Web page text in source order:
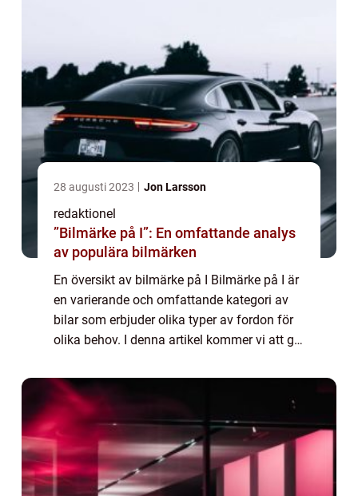
28 augusti 2023 Jon Larsson
redaktionel
”Bilmärke på I”: En omfattande analys
av populära bilmärken
En översikt av bilmärke på I Bilmärke på I är
en varierande och omfattande kategori av
bilar som erbjuder olika typer av fordon för
olika behov. I denna artikel kommer vi att ge
presentera olika typer av bilar, ...